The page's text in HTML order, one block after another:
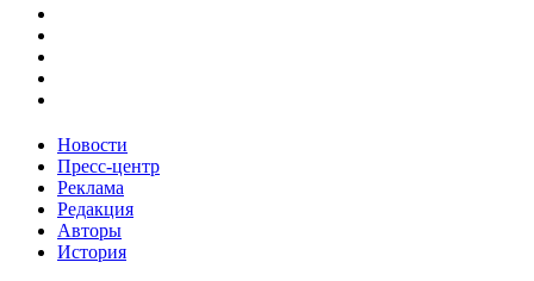
Новости
Пресс-центр
Реклама
Редакция
Авторы
История